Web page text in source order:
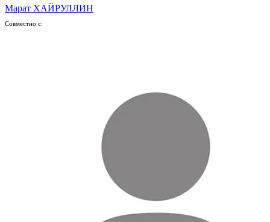
Марат ХАЙРУЛЛИН
Совместно с: